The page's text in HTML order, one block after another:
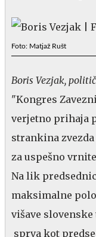
Foto: Matjaž Rušt
Boris Vezjak,
"Kongres
verjetno prihaja
strankina
za uspešno
Na lik
maksimalne
višave
sprva kot